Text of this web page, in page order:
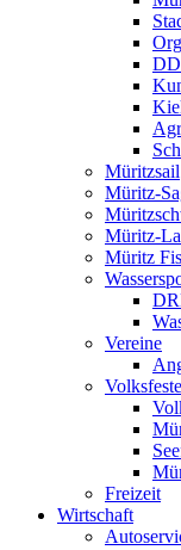
Müritzsail
Müritz-
Müritz-
Müritz
Vereine
Volksfeste
Freizeit
Wirtschaft